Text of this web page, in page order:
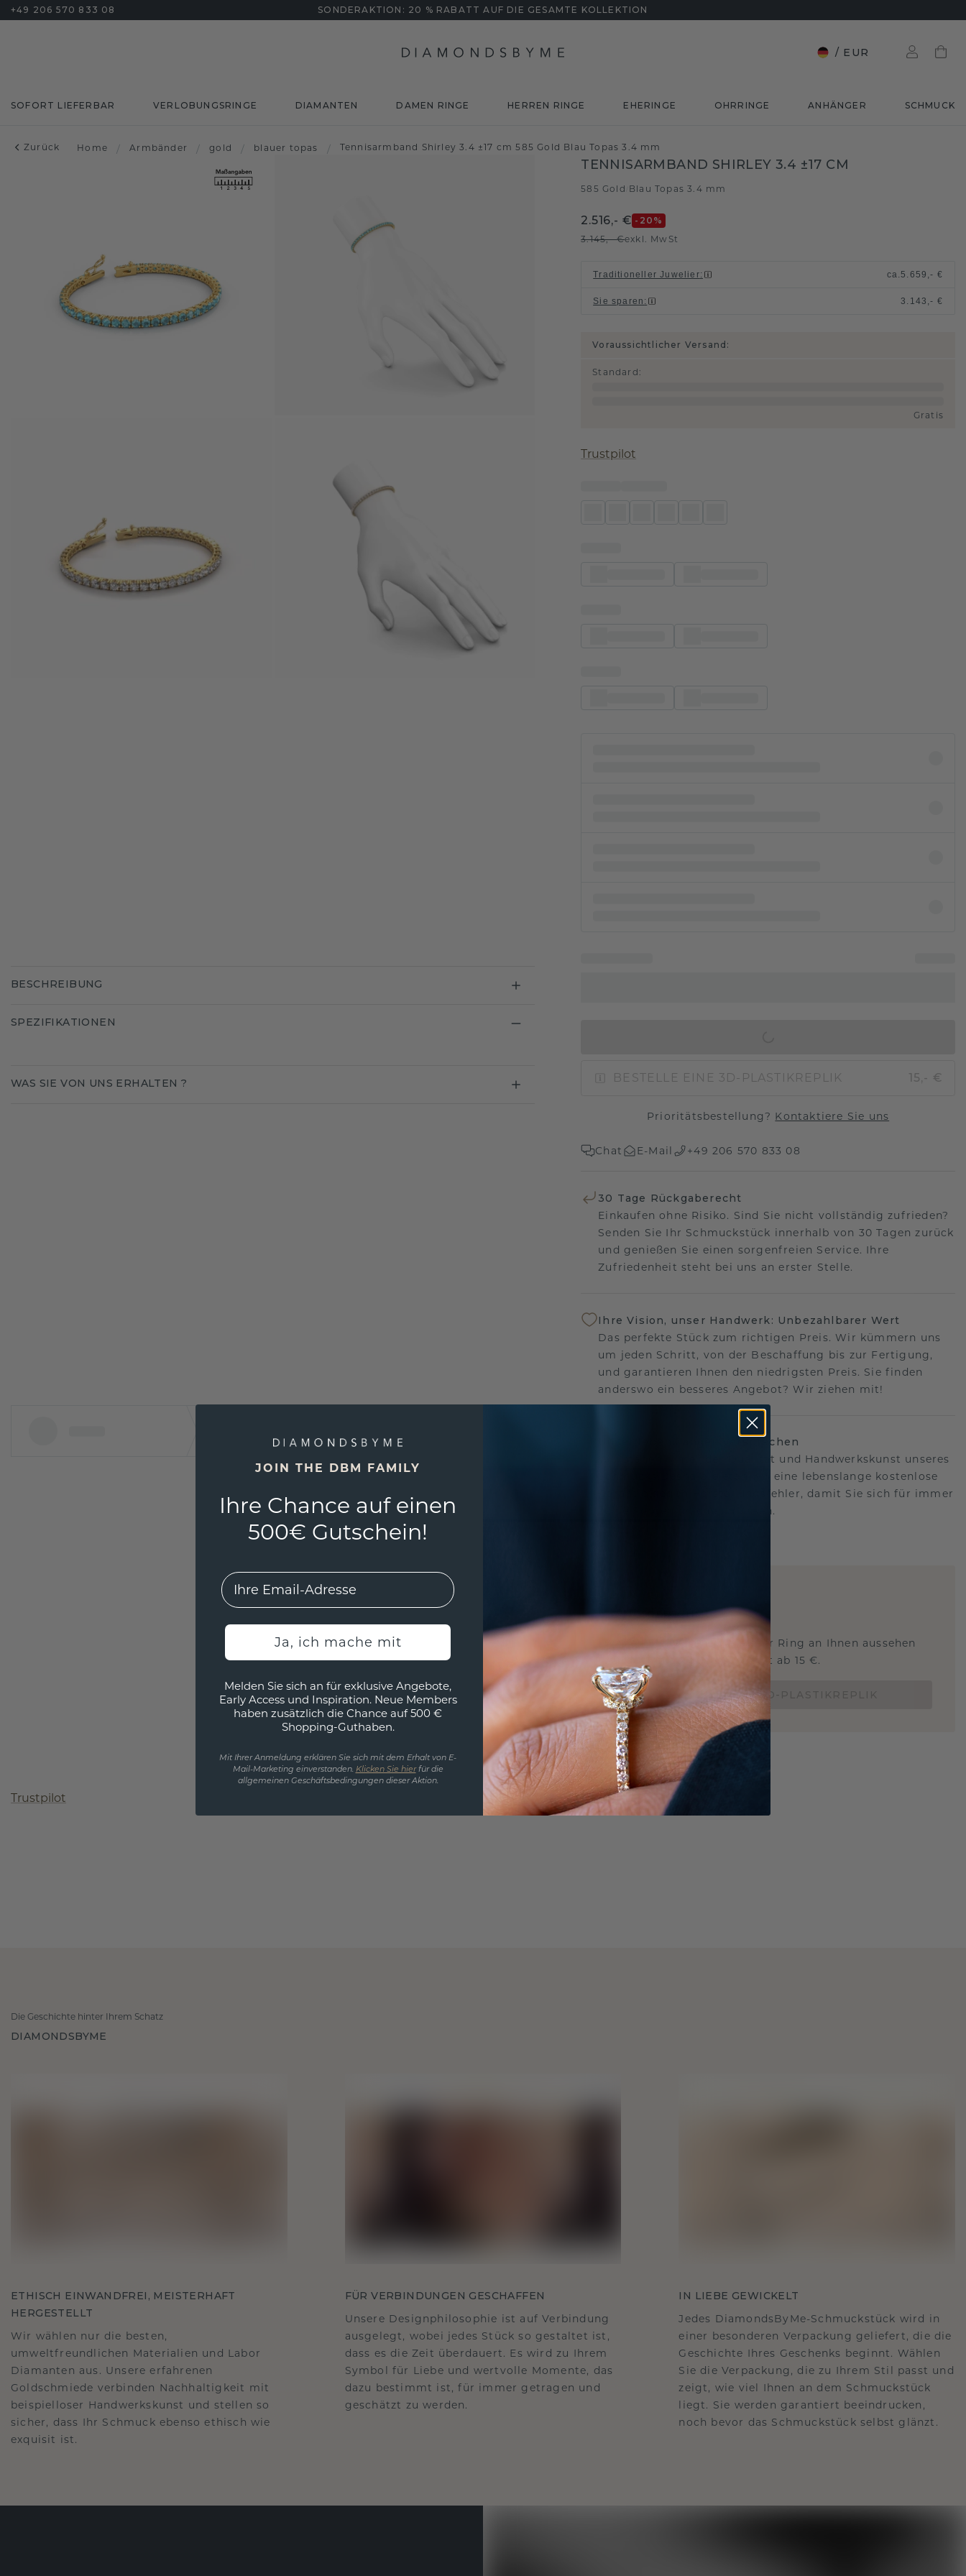
+49 206 570 833 08 SONDERAKTION: 20 % RABATT AUF DIE GESAMTE KOLLEKTION
/ EUR
SOFORT LIEFERBAR VERLOBUNGSRINGE DIAMANTEN DAMEN RINGE HERREN RINGE EHERINGE OHRRINGE ANHÄNGER SCHMUCK
Zurück Home / Armbänder / gold / blauer topas / Tennisarmband Shirley 3.4 ±17 cm 585 Gold Blau Topas 3.4 mm
TENNISARMBAND SHIRLEY 3.4 ±17 CM
585 Gold Blau Topas 3.4 mm
2.516,- € -20 %
3.145,- €exkl. MwSt
Traditioneller Juwelier: ca.5.659,- €
Sie sparen : 3.143,- €
Voraussichtlicher Versand:
Standard :
Gratis
Trustpilot
BESTELLE EINE 3D-PLASTIKREPLIK 15,- €
Prioritätsbestellung? Kontaktiere Sie uns
Chat E-Mail +49 206 570 833 08
30 Tage Rückgaberecht
Einkaufen ohne Risiko. Sind Sie nicht vollständig zufrieden?
Senden Sie Ihr Schmuckstück innerhalb von 30 Tagen zurück
und genießen Sie einen sorgenfreien Service. Ihre
Zufriedenheit steht bei uns an erster Stelle.
Ihre Vision, unser Handwerk: Unbezahlbarer Wert
Das perfekte Stück zum richtigen Preis. Wir kümmern uns
um jeden Schritt, von der Beschaffung bis zur Fertigung,
und garantieren Ihnen den niedrigsten Preis. Sie finden
anderswo ein besseres Angebot? Wir ziehen mit!
Unser lebenslanges Versprechen
Wir stehen hinter der Qualität und Handwerkskunst unseres
Schmucks.Deshalb bieten wir eine lebenslange kostenlose
Garantie gegen Herstellungsfehler, damit Sie sich für immer
keine Sorgen machen müssen.
3D MUSTERSCHMUCK
Wollen Sie wissen, wie dieser Ring an Ihnen aussehen
würde und ob er passt? Jetzt ab 15 €.
BESTELLE EINE 3D-PLASTIKREPLIK
BESCHREIBUNG
SPEZIFIKATIONEN
WAS SIE VON UNS ERHALTEN ?
Trustpilot
Die Geschichte hinter Ihrem Schatz
DIAMONDSBYME
ETHISCH EINWANDFREI, MEISTERHAFT
HERGESTELLT
Wir wählen nur die besten,
umweltfreundlichen Materialien und Labor
Diamanten aus. Unsere erfahrenen
Goldschmiede verbinden Nachhaltigkeit mit
beispielloser Handwerkskunst und stellen so
sicher, dass Ihr Schmuck ebenso ethisch wie
exquisit ist.
FÜR VERBINDUNGEN GESCHAFFEN
Unsere Designphilosophie ist auf Verbindung
ausgelegt, wobei jedes Stück so gestaltet ist,
dass es die Zeit überdauert. Es wird zu Ihrem
Symbol für Liebe und wertvolle Momente, das
dazu bestimmt ist, für immer getragen und
geschätzt zu werden.
IN LIEBE GEWICKELT
Jedes DiamondsByMe-Schmuckstück wird in
einer besonderen Verpackung geliefert, die die
Geschichte Ihres Geschenks beginnt. Wählen
Sie die Verpackung, die zu Ihrem Stil passt und
zeigt, wie viel Ihnen an dem Schmuckstück
liegt. Sie werden garantiert beeindrucken,
noch bevor das Schmuckstück selbst glänzt.
JOIN THE DBM FAMILY
Ihre Chance auf einen
500€ Gutschein!
EMail
Ja, ich mache mit
Melden Sie sich an für exklusive Angebote,
Early Access und Inspiration. Neue Members
haben zusätzlich die Chance auf 500 €
Shopping-Guthaben.
Mit Ihrer Anmeldung erklären Sie sich mit dem Erhalt von E-
Mail-Marketing einverstanden. Klicken Sie hierfür die
allgemeinen Geschäftsbedingungen dieser Aktion.